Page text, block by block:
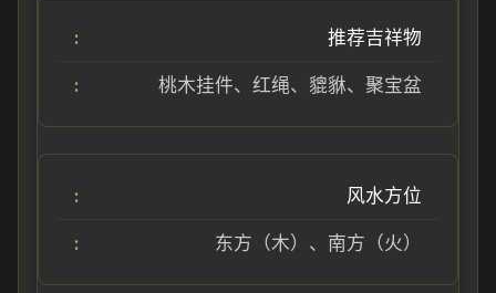
推荐吉祥物
桃木挂件、红绳、貔貅、聚宝盆
风水方位
东方（木）、南方（火）